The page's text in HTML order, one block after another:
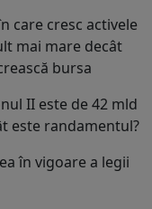
care cresc activele
mai mare decât
bursa
II este de 42 mld
este randamentul?
în vigoare a legii